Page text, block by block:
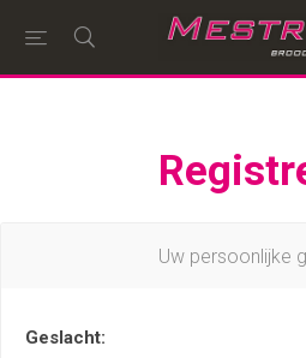
Uw persoonlijke
Geslacht: